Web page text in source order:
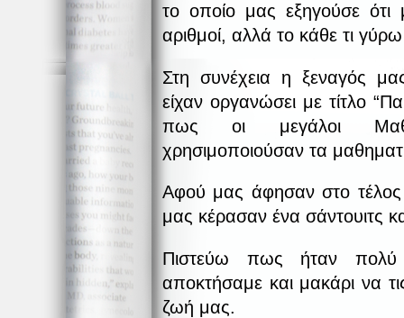
το οποίο μας εξηγούσε ότι
αριθμοί, αλλά το κάθε τι
Στη συνέχεια η ξεναγός
είχαν οργανώσει με τίτλο
πως οι μεγάλοι
χρησιμοποιούσαν τα
Αφού μας άφησαν στο
μας κέρασαν ένα σάντουιτς
Πιστεύω πως ήταν πολύ
αποκτήσαμε και μακάρι να
ζωή μας.